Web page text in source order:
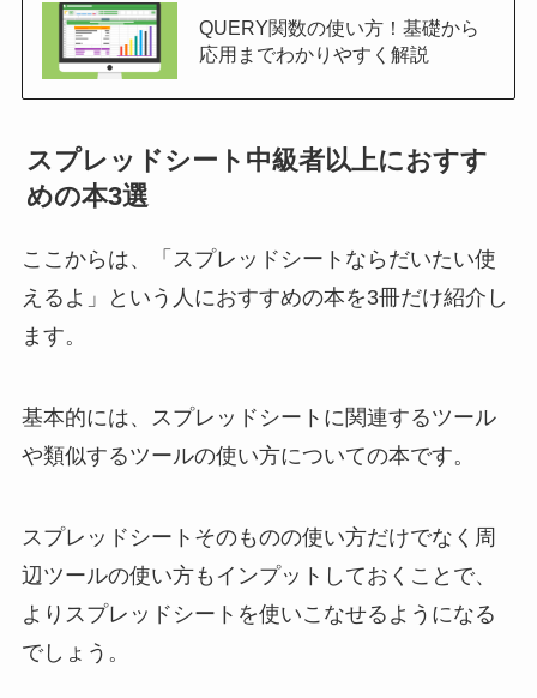
QUERY関数の使い方！基礎から
応用までわかりやすく解説
スプレッドシート中級者以上におすす
めの本3選
ここからは、「スプレッドシートならだいたい使
えるよ」という人におすすめの本を3冊だけ紹介し
ます。
基本的には、スプレッドシートに関連するツール
や類似するツールの使い方についての本です。
スプレッドシートそのものの使い方だけでなく周
辺ツールの使い方もインプットしておくことで、
よりスプレッドシートを使いこなせるようになる
でしょう。